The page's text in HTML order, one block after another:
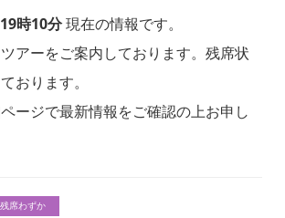
時10分現在の情報です。
アーをご案内しております。残席状
おります。
ージで最新情報をご確認の上お申し
残席わずか